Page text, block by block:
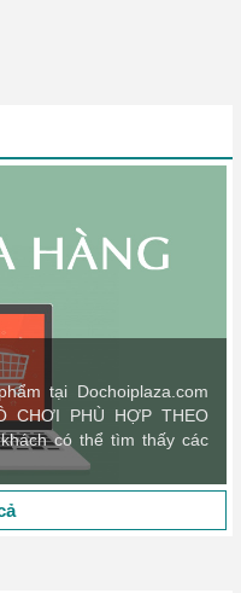
tại Dochoiplaza.com
CHƠI PHÙ HỢP THEO
có thể tìm thấy các